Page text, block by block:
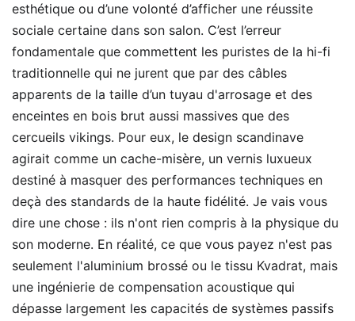
esthétique ou d’une volonté d’afficher une réussite
sociale certaine dans son salon. C’est l’erreur
fondamentale que commettent les puristes de la hi-fi
traditionnelle qui ne jurent que par des câbles
apparents de la taille d’un tuyau d'arrosage et des
enceintes en bois brut aussi massives que des
cercueils vikings. Pour eux, le design scandinave
agirait comme un cache-misère, un vernis luxueux
destiné à masquer des performances techniques en
deçà des standards de la haute fidélité. Je vais vous
dire une chose : ils n'ont rien compris à la physique du
son moderne. En réalité, ce que vous payez n'est pas
seulement l'aluminium brossé ou le tissu Kvadrat, mais
une ingénierie de compensation acoustique qui
dépasse largement les capacités de systèmes passifs